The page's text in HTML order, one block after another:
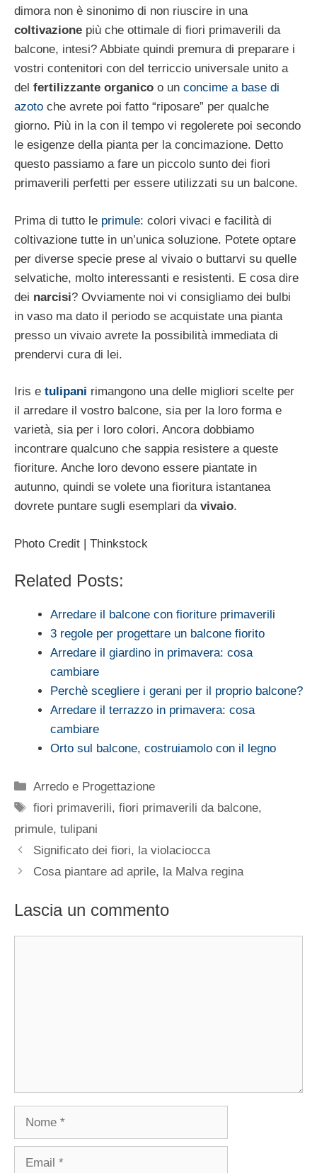
dimora non è sinonimo di non riuscire in una
coltivazione più che ottimale di fiori primaverili da
balcone, intesi? Abbiate quindi premura di preparare i
vostri contenitori con del terriccio universale unito a
del fertilizzante organico o un concime a base di
azoto che avrete poi fatto “riposare” per qualche
giorno. Più in la con il tempo vi regolerete poi secondo
le esigenze della pianta per la concimazione. Detto
questo passiamo a fare un piccolo sunto dei fiori
primaverili perfetti per essere utilizzati su un balcone.
Prima di tutto le primule: colori vivaci e facilità di
coltivazione tutte in un’unica soluzione. Potete optare
per diverse specie prese al vivaio o buttarvi su quelle
selvatiche, molto interessanti e resistenti. E cosa dire
dei narcisi? Ovviamente noi vi consigliamo dei bulbi
in vaso ma dato il periodo se acquistate una pianta
presso un vivaio avrete la possibilità immediata di
prendervi cura di lei.
Iris e tulipani rimangono una delle migliori scelte per
il arredare il vostro balcone, sia per la loro forma e
varietà, sia per i loro colori. Ancora dobbiamo
incontrare qualcuno che sappia resistere a queste
fioriture. Anche loro devono essere piantate in
autunno, quindi se volete una fioritura istantanea
dovrete puntare sugli esemplari da vivaio.
Photo Credit | Thinkstock
Related Posts:
Arredare il balcone con fioriture primaverili
3 regole per progettare un balcone fiorito
Arredare il giardino in primavera: cosa
cambiare
Perchè scegliere i gerani per il proprio balcone?
Arredare il terrazzo in primavera: cosa
cambiare
Orto sul balcone, costruiamolo con il legno
Categorie
Arredo e Progettazione
Tag
fiori primaverili,fiori primaverili da balcone,
primule, tulipani
Significato dei fiori, la violaciocca
Cosa piantare ad aprile, la Malva regina
Lascia un commento
Nome
Email